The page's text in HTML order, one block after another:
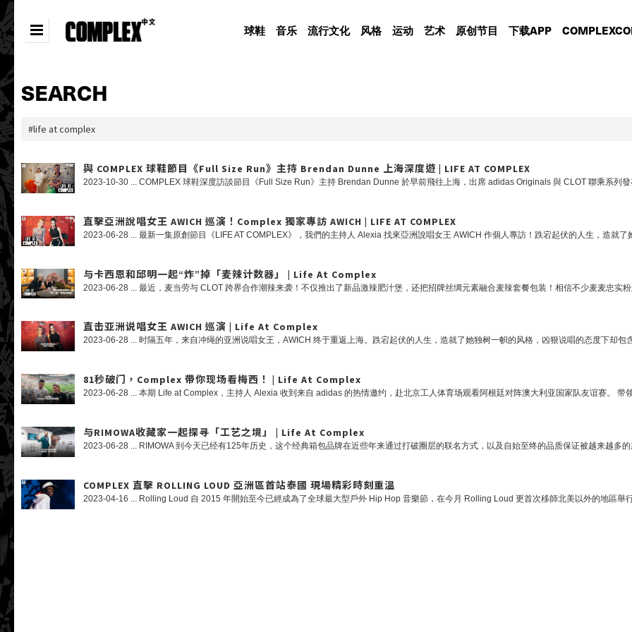
球鞋 音乐 流行文化 风格 运动 艺术 原创节目 下载APP
SEARCH
與 COMPLEX 球鞋節目《Full Size Run》主持 Brendan Dunne 上海深度遊 | LIFE AT COMPLEX
直擊亞洲說唱女王 AWICH 巡演！Complex 獨家專訪 AWICH | LIFE AT COMPLEX
与卡西恩和邱明一起“炸”掉「麦辣计数器」 | Life At Complex
直击亚洲说唱女王 AWICH 巡演 | Life At Complex
81秒破门，Complex 带你现场看梅西！ | Life At Complex
与RIMOWA收藏家一起探寻「工艺之境」 | Life At Complex
COMPLEX 直擊 ROLLING LOUD 亞洲區首站泰國 現場精彩時刻重溫